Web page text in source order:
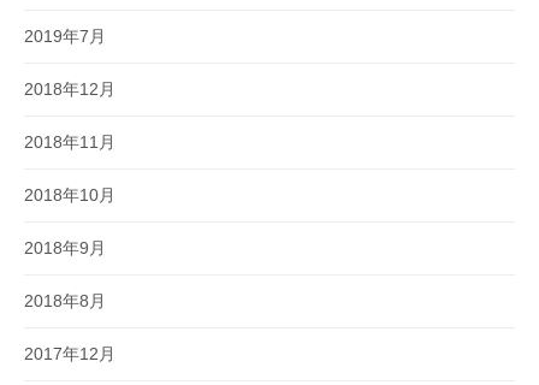
2019年7月
2018年12月
2018年11月
2018年10月
2018年9月
2018年8月
2017年12月